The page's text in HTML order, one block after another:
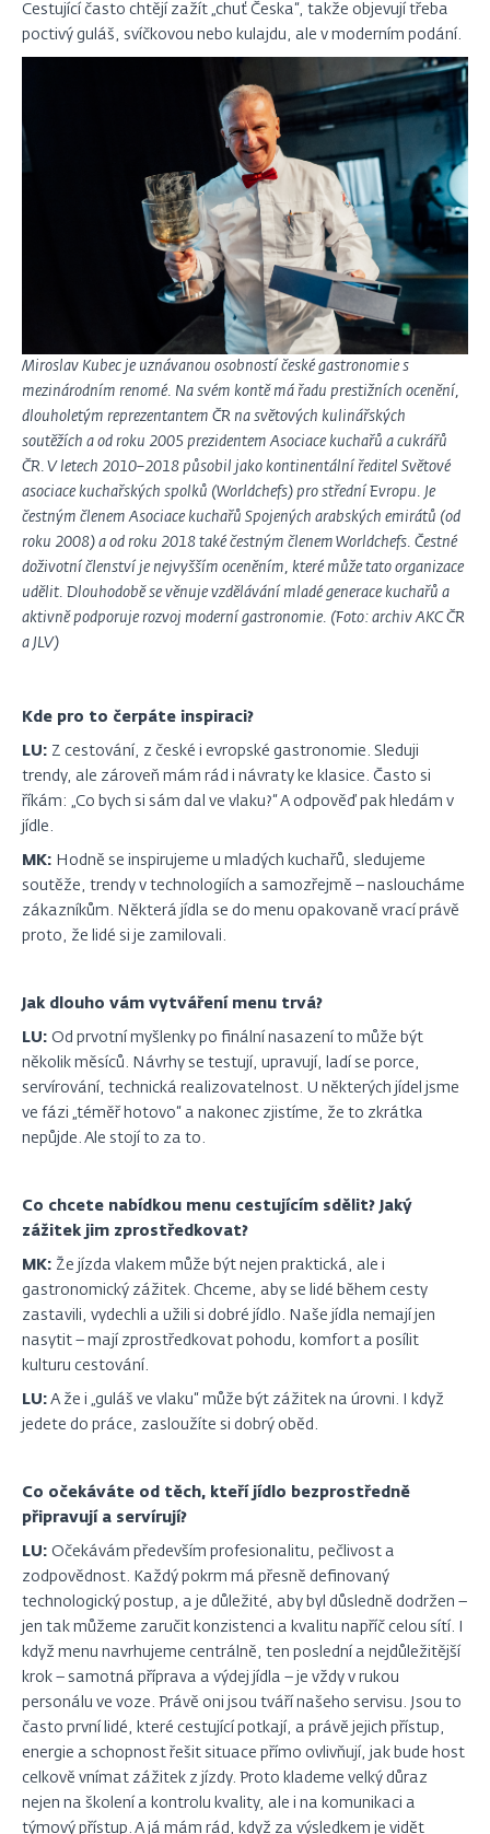
Cestující často chtějí zažít „chuť Česka“, takže objevují třeba
poctivý guláš, svíčkovou nebo kulajdu, ale v moderním podání.
Miroslav Kubec je uznávanou osobností české gastronomie s
mezinárodním renomé. Na svém kontě má řadu prestižních ocenění,
dlouholetým reprezentantem ČR na světových kulinářských
soutěžích a od roku 2005 prezidentem Asociace kuchařů a cukrářů
ČR. V letech 2010–2018 působil jako kontinentální ředitel Světové
asociace kuchařských spolků (Worldchefs) pro střední Evropu. Je
čestným členem Asociace kuchařů Spojených arabských emirátů (od
roku 2008) a od roku 2018 také čestným členem Worldchefs. Čestné
doživotní členství je nejvyšším oceněním, které může tato organizace
udělit. Dlouhodobě se věnuje vzdělávání mladé generace kuchařů a
aktivně podporuje rozvoj moderní gastronomie. (Foto: archiv AKC ČR
a JLV)
Kde pro to čerpáte inspiraci?
LU: Z cestování, z české i evropské gastronomie. Sleduji
trendy, ale zároveň mám rád i návraty ke klasice. Často si
říkám: „Co bych si sám dal ve vlaku?“ A odpověď pak hledám v
jídle.
MK: Hodně se inspirujeme u mladých kuchařů, sledujeme
soutěže, trendy v technologiích a samozřejmě – nasloucháme
zákazníkům. Některá jídla se do menu opakovaně vrací právě
proto, že lidé si je zamilovali.
Jak dlouho vám vytváření menu trvá?
LU: Od prvotní myšlenky po finální nasazení to může být
několik měsíců. Návrhy se testují, upravují, ladí se porce,
servírování, technická realizovatelnost. U některých jídel jsme
ve fázi „téměř hotovo“ a nakonec zjistíme, že to zkrátka
nepůjde. Ale stojí to za to.
Co chcete nabídkou menu cestujícím sdělit? Jaký
zážitek jim zprostředkovat?
MK: Že jízda vlakem může být nejen praktická, ale i
gastronomický zážitek. Chceme, aby se lidé během cesty
zastavili, vydechli a užili si dobré jídlo. Naše jídla nemají jen
nasytit – mají zprostředkovat pohodu, komfort a posílit
kulturu cestování.
LU: A že i „guláš ve vlaku“ může být zážitek na úrovni. I když
jedete do práce, zasloužíte si dobrý oběd.
Co očekáváte od těch, kteří jídlo bezprostředně
připravují a servírují?
LU: Očekávám především profesionalitu, pečlivost a
zodpovědnost. Každý pokrm má přesně definovaný
technologický postup, a je důležité, aby byl důsledně dodržen –
jen tak můžeme zaručit konzistenci a kvalitu napříč celou sítí. I
když menu navrhujeme centrálně, ten poslední a nejdůležitější
krok – samotná příprava a výdej jídla – je vždy v rukou
personálu ve voze. Právě oni jsou tváří našeho servisu. Jsou to
často první lidé, které cestující potkají, a právě jejich přístup,
energie a schopnost řešit situace přímo ovlivňují, jak bude host
celkově vnímat zážitek z jízdy. Proto klademe velký důraz
nejen na školení a kontrolu kvality, ale i na komunikaci a
týmový přístup. A já mám rád, když za výsledkem je vidět